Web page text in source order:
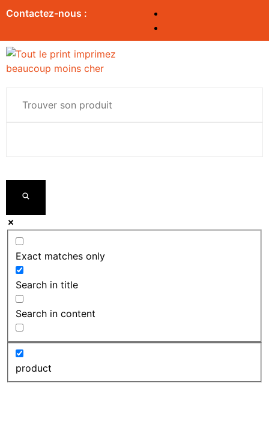
Contactez-nous :
Exact matches only
Search in title
Search in content
product